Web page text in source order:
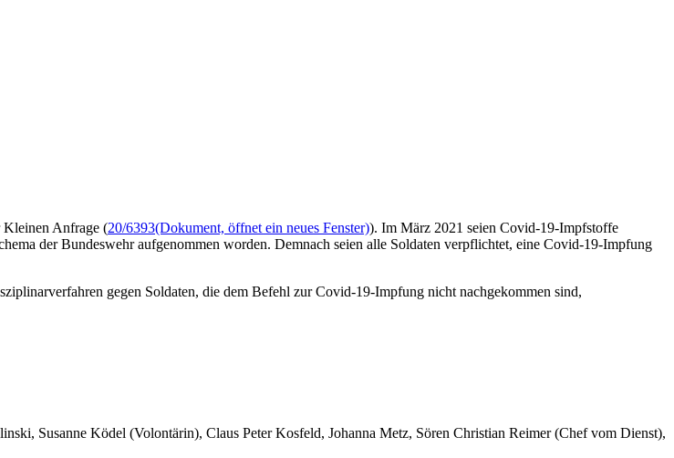
Anfrage (20/6393(Dokument, öffnet ein neues Fenster)). Im März 2021 seien Covid-19-Impfstoffe
der Bundeswehr aufgenommen worden. Demnach seien alle Soldaten verpflichtet, eine Covid-19-Impfung
gegen Soldaten, die dem Befehl zur Covid-19-Impfung nicht nachgekommen sind,
Susanne Ködel (Volontärin), Claus Peter Kosfeld, Johanna Metz, Sören Christian Reimer (Chef vom Dienst),